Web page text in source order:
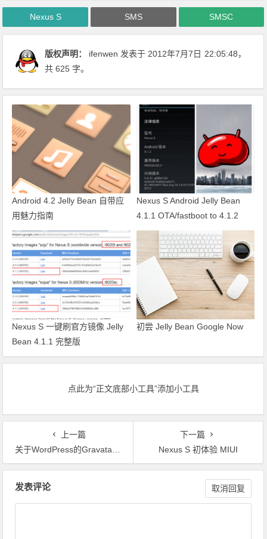
Nexus S SMS SMSC
版权声明： ifenwen 发表于 2012年7月7日 22:05:48，
共 625 字。
Android 4.2 Jelly Bean 自带应
用魅力指南
Nexus S Android Jelly Bean
4.1.1 OTA/fastboot to 4.1.2
Nexus S 一键刷官方镜像 Jelly
Bean 4.1.1 完整版
初尝 Jelly Bean Google Now
点此为“正文底部小工具”添加小工具
上一篇
关于WordPress的Gravatar头像缓存到本地服务器
下一篇
Nexus S 初体验 MIUI
发表评论 取消回复